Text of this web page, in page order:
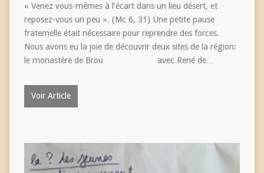
« Venez vous-mêmes à l’écart dans un lieu désert, et
reposez-vous un peu ». (Mc 6, 31) Une petite pause
fraternelle était nécessaire pour reprendre des forces.
Nous avons eu la joie de découvrir deux sites de la région:
le monastère de Brou avec René de…
Voir Article